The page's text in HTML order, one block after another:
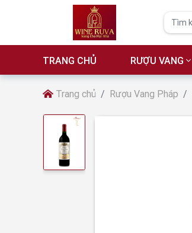
TRANG CHỦ RƯỢU VANG
Trang chủ Rượu Vang Pháp